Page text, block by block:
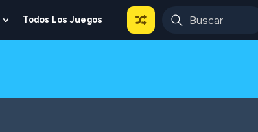
Show
Submenu
Todos Los Juegos